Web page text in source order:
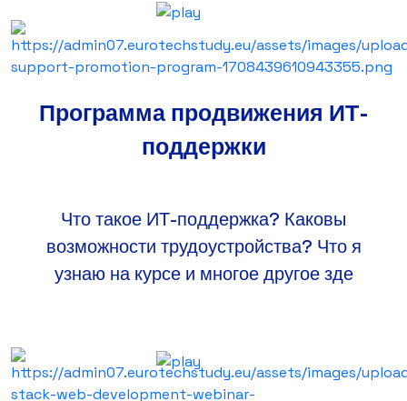
Программа продвижения ИТ-
поддержки
Что такое ИТ-поддержка? Каковы
возможности трудоустройства? Что я
узнаю на курсе и многое другое зде